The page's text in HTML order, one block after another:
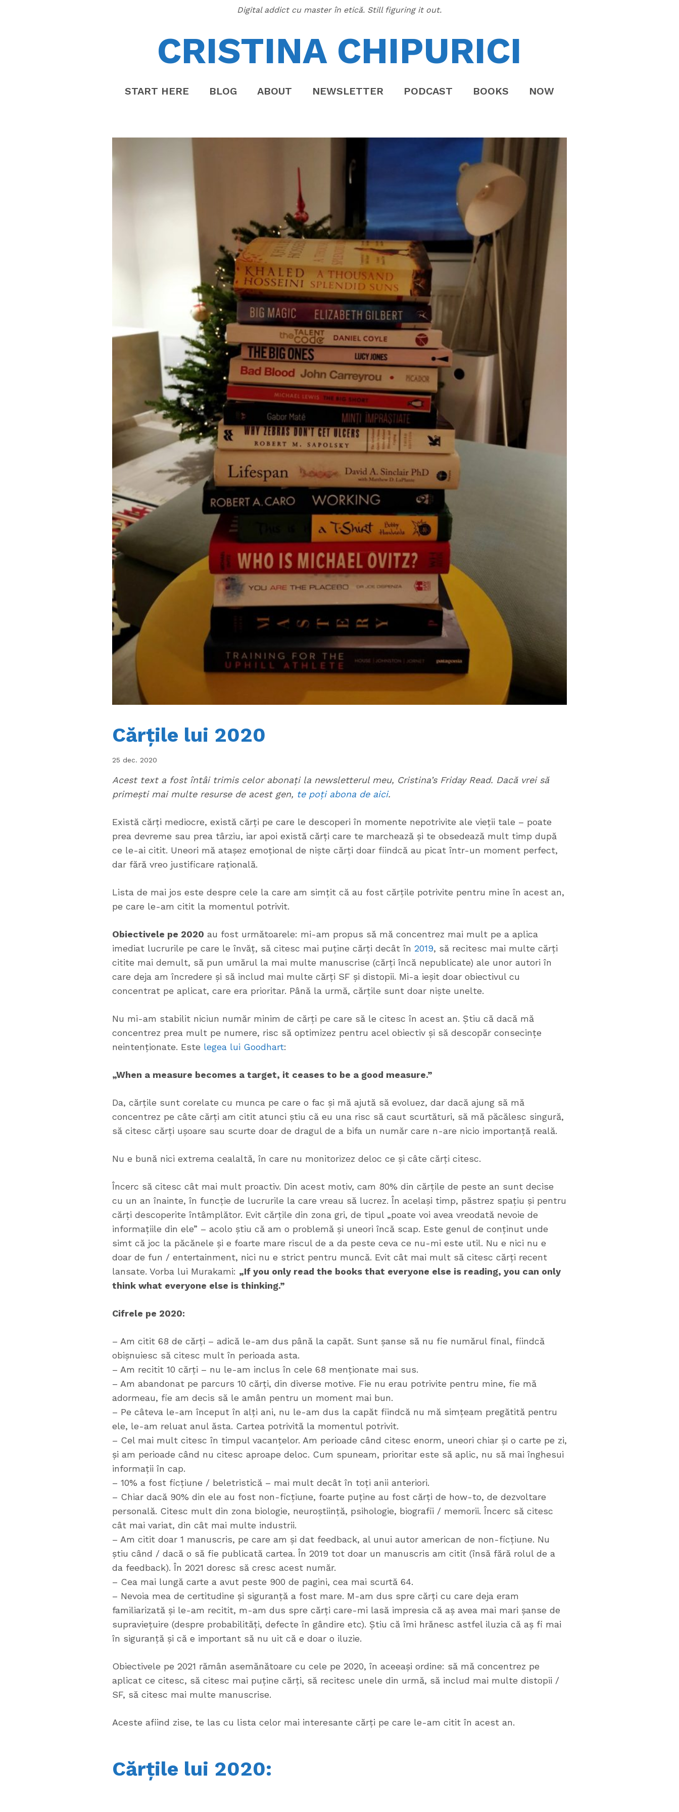
Digital addict cu master în etică. Still figuring it out.
CRISTINA CHIPURICI
START HERE BLOG ABOUT NEWSLETTER PODCAST BOOKS NOW
Cărțile lui 2020
25 dec. 2020
Acest text a fost întâi trimis celor abonați la newsletterul meu, Cristina’s Friday Read. Dacă vrei să
primești mai multe resurse de acest gen, te poți abona de aici.
Există cărți mediocre, există cărți pe care le descoperi în momente nepotrivite ale vieții tale – poate
prea devreme sau prea târziu, iar apoi există cărți care te marchează și te obsedează mult timp după
ce le-ai citit. Uneori mă atașez emoțional de niște cărți doar fiindcă au picat într-un moment perfect,
dar fără vreo justificare rațională.
Lista de mai jos este despre cele la care am simțit că au fost cărțile potrivite pentru mine în acest an,
pe care le-am citit la momentul potrivit.
Obiectivele pe 2020 au fost următoarele: mi-am propus să mă concentrez mai mult pe a aplica
imediat lucrurile pe care le învăț, să citesc mai puține cărți decât în 2019, să recitesc mai multe cărți
citite mai demult, să pun umărul la mai multe manuscrise (cărți încă nepublicate) ale unor autori în
care deja am încredere și să includ mai multe cărți SF și distopii. Mi-a ieșit doar obiectivul cu
concentrat pe aplicat, care era prioritar. Până la urmă, cărțile sunt doar niște unelte.
Nu mi-am stabilit niciun număr minim de cărți pe care să le citesc în acest an. Știu că dacă mă
concentrez prea mult pe numere, risc să optimizez pentru acel obiectiv și să descopăr consecințe
neintenționate. Este legea lui Goodhart:
„When a measure becomes a target, it ceases to be a good measure.”
Da, cărțile sunt corelate cu munca pe care o fac și mă ajută să evoluez, dar dacă ajung să mă
concentrez pe câte cărți am citit atunci știu că eu una risc să caut scurtături, să mă păcălesc singură,
să citesc cărți ușoare sau scurte doar de dragul de a bifa un număr care n-are nicio importanță reală.
Nu e bună nici extrema cealaltă, în care nu monitorizez deloc ce și câte cărți citesc.
Încerc să citesc cât mai mult proactiv. Din acest motiv, cam 80% din cărțile de peste an sunt decise
cu un an înainte, în funcție de lucrurile la care vreau să lucrez. În același timp, păstrez spațiu și pentru
cărți descoperite întâmplător. Evit cărțile din zona gri, de tipul „poate voi avea vreodată nevoie de
informațiile din ele” – acolo știu că am o problemă și uneori încă scap. Este genul de conținut unde
simt că joc la păcănele și e foarte mare riscul de a da peste ceva ce nu-mi este util. Nu e nici nu e
doar de fun / entertainment, nici nu e strict pentru muncă. Evit cât mai mult să citesc cărți recent
lansate. Vorba lui Murakami: „If you only read the books that everyone else is reading, you can only
think what everyone else is thinking.”
Cifrele pe 2020:
– Am citit 68 de cărți – adică le-am dus până la capăt. Sunt șanse să nu fie numărul final, fiindcă
obișnuiesc să citesc mult în perioada asta.
– Am recitit 10 cărți – nu le-am inclus în cele 68 menționate mai sus.
– Am abandonat pe parcurs 10 cărți, din diverse motive. Fie nu erau potrivite pentru mine, fie mă
adormeau, fie am decis să le amân pentru un moment mai bun.
– Pe câteva le-am început în alți ani, nu le-am dus la capăt fiindcă nu mă simțeam pregătită pentru
ele, le-am reluat anul ăsta. Cartea potrivită la momentul potrivit.
– Cel mai mult citesc în timpul vacanțelor. Am perioade când citesc enorm, uneori chiar și o carte pe zi,
și am perioade când nu citesc aproape deloc. Cum spuneam, prioritar este să aplic, nu să mai înghesui
informații în cap.
– 10% a fost ficțiune / beletristică – mai mult decât în toți anii anteriori.
– Chiar dacă 90% din ele au fost non-ficțiune, foarte puține au fost cărți de how-to, de dezvoltare
personală. Citesc mult din zona biologie, neuroștiință, psihologie, biografii / memorii. Încerc să citesc
cât mai variat, din cât mai multe industrii.
– Am citit doar 1 manuscris, pe care am și dat feedback, al unui autor american de non-ficțiune. Nu
știu când / dacă o să fie publicată cartea. În 2019 tot doar un manuscris am citit (însă fără rolul de a
da feedback). În 2021 doresc să cresc acest număr.
– Cea mai lungă carte a avut peste 900 de pagini, cea mai scurtă 64.
– Nevoia mea de certitudine și siguranță a fost mare. M-am dus spre cărți cu care deja eram
familiarizată și le-am recitit, m-am dus spre cărți care-mi lasă impresia că aș avea mai mari șanse de
supraviețuire (despre probabilități, defecte în gândire etc). Știu că îmi hrănesc astfel iluzia că aș fi mai
în siguranță și că e important să nu uit că e doar o iluzie.
Obiectivele pe 2021 rămân asemănătoare cu cele pe 2020, în aceeași ordine: să mă concentrez pe
aplicat ce citesc, să citesc mai puține cărți, să recitesc unele din urmă, să includ mai multe distopii /
SF, să citesc mai multe manuscrise.
Aceste afiind zise, te las cu lista celor mai interesante cărți pe care le-am citit în acest an.
Cărțile lui 2020: